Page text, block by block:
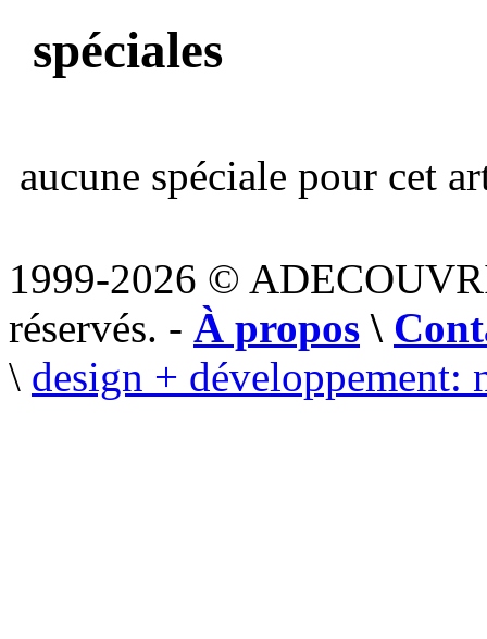
spéciales
aucune spéciale pour cet
1999-2026 ©
réservés. - À propos \
\ design + développement: